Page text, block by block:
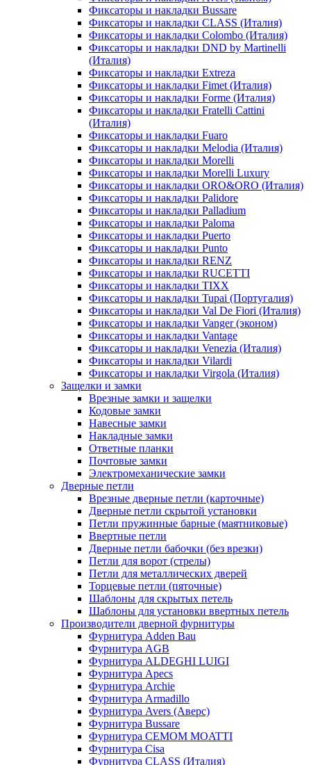
Фиксаторы и накладки Bussare
Фиксаторы и накладки CLASS (Италия)
Фиксаторы и накладки Colombo (Италия)
Фиксаторы и накладки DND by Martinelli
(Италия)
Фиксаторы и накладки Extreza
Фиксаторы и накладки Fimet (Италия)
Фиксаторы и накладки Forme (Италия)
Фиксаторы и накладки Fratelli Cattini
(Италия)
Фиксаторы и накладки Fuaro
Фиксаторы и накладки Melodia (Италия)
Фиксаторы и накладки Morelli
Фиксаторы и накладки Morelli Luxury
Фиксаторы и накладки ORO&ORO (Италия)
Фиксаторы и накладки Palidore
Фиксаторы и накладки Palladium
Фиксаторы и накладки Paloma
Фиксаторы и накладки Puerto
Фиксаторы и накладки Punto
Фиксаторы и накладки RENZ
Фиксаторы и накладки RUCETTI
Фиксаторы и накладки TIXX
Фиксаторы и накладки Tupai (Португалия)
Фиксаторы и накладки Val De Fiori (Италия)
Фиксаторы и накладки Vanger (эконом)
Фиксаторы и накладки Vantage
Фиксаторы и накладки Venezia (Италия)
Фиксаторы и накладки Vilardi
Фиксаторы и накладки Virgola (Италия)
Защелки и замки
Врезные замки и защелки
Кодовые замки
Навесные замки
Накладные замки
Ответные планки
Почтовые замки
Электромеханические замки
Дверные петли
Врезные дверные петли (карточные)
Дверные петли скрытой установки
Петли пружинные барные (маятниковые)
Ввертные петли
Дверные петли бабочки (без врезки)
Петли для ворот (стрелы)
Петли для металлических дверей
Торцевые петли (пяточные)
Шаблоны для скрытых петель
Шаблоны для установки ввертных петель
Производители дверной фурнитуры
Фурнитура Adden Bau
Фурнитура AGB
Фурнитура ALDEGHI LUIGI
Фурнитура Apecs
Фурнитура Archie
Фурнитура Armadillo
Фурнитура Avers (Аверс)
Фурнитура Bussare
Фурнитура CEMOM MOATTI
Фурнитура Cisa
Фурнитура CLASS (Италия)